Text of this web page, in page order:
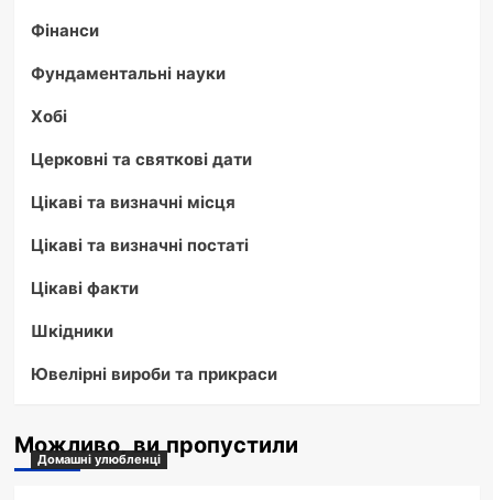
Фінанси
Фундаментальні науки
Хобі
Церковні та святкові дати
Цікаві та визначні місця
Цікаві та визначні постаті
Цікаві факти
Шкідники
Ювелірні вироби та прикраси
Можливо, ви пропустили
Домашні улюбленці